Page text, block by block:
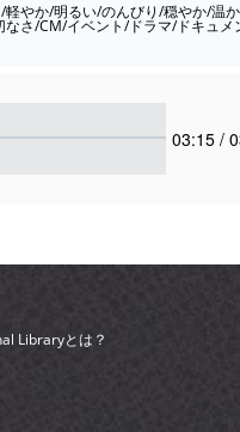
軽やか/明るい/のんびり/穏やか/温
なさ/CM/イベント/ドラマ/ドキュメ
Current
03:15 /
Libraryとは？